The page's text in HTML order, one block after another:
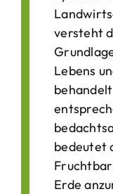
versteht
Lebens
bedeutet
Erde